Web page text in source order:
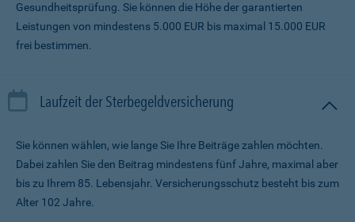
Gesundheitsprüfung. Sie können die Höhe der garantierten
Leistungen von mindestens 5.000 EUR bis maximal 15.000 EUR
frei bestimmen.
Laufzeit der Sterbegeldversicherung
Sie können wählen, wie lange Sie Ihre Beiträge zahlen möchten.
Dabei zahlen Sie den Beitrag mindestens fünf Jahre, maximal aber
bis zu Ihrem 85. Lebensjahr. Versicherungsschutz besteht bis zum
Alter 102 Jahre.